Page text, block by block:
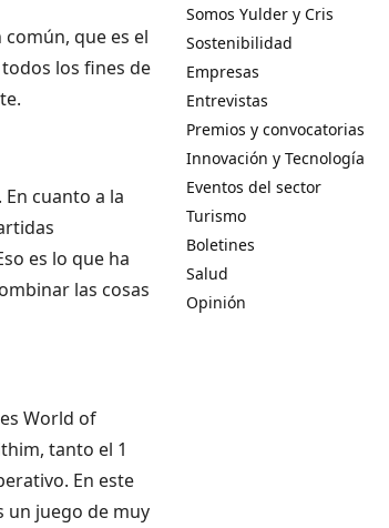
que es el
los fines de
cuanto a la
es lo que ha
las cosas
World of
tanto el 1
En este
un juego de muy
Somos Yulder y Cris
Sostenibilidad
Empresas
Entrevistas
Premios y convocatorias
Innovación y Tecnología
Eventos del sector
Turismo
Boletines
Salud
Opinión